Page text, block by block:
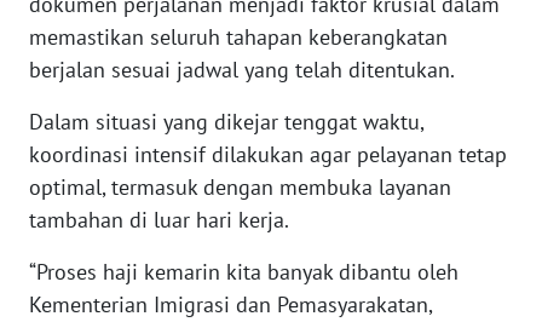
memastikan seluruh tahapan keberangkatan
berjalan sesuai jadwal yang telah ditentukan.
Dalam situasi yang dikejar tenggat waktu,
koordinasi intensif dilakukan agar pelayanan tetap
optimal, termasuk dengan membuka layanan
tambahan di luar hari kerja.
“Proses haji kemarin kita banyak dibantu oleh
Kementerian Imigrasi dan Pemasyarakatan,
KARIR
Wahana
News
Regional
WN